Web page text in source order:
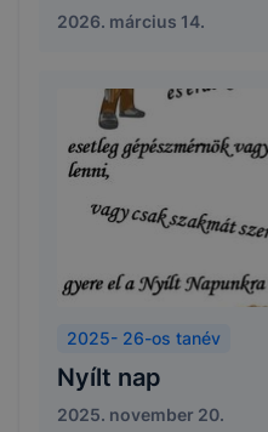
2026. március 14.
2025- 26-os tanév
Nyílt nap
2025. november 20.